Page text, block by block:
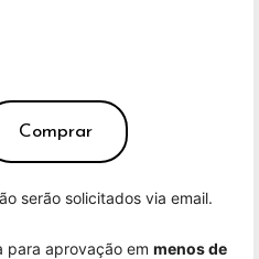
Comprar
serão solicitados via email.
para aprovação em menos de